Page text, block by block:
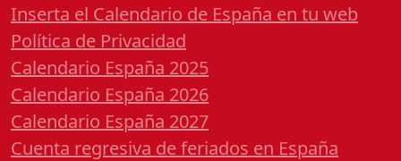
Inserta el Calendario de España en tu web
Política de Privacidad
Calendario España 2025
Calendario España 2026
Calendario España 2027
Cuenta regresiva de feriados en España